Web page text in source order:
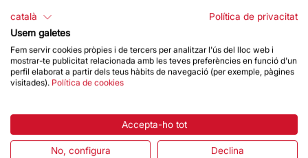
amb la col·locació del braç superior de la creu
català
Política de privacitat
Usem galetes
Fem servir cookies pròpies i de tercers per analitzar l'ús del lloc web i
mostrar-te publicitat relacionada amb les teves preferències en funció d'un
perfil elaborat a partir dels teus hàbits de navegació (per exemple, pàgines
visitades). Política de cookies
Accepta-ho tot
No, configura Declina